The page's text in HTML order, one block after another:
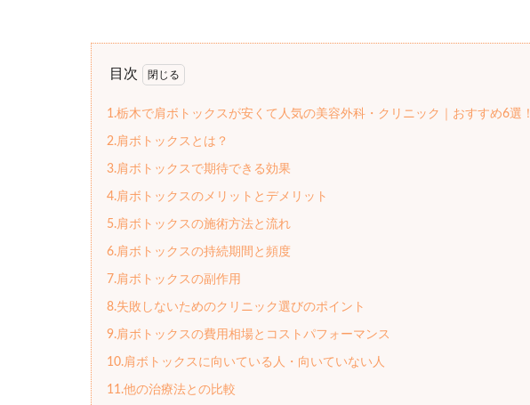
目次
1.栃木で肩ボトックスが安くて人気の美容外科・クリニック｜おすすめ6選！
2.肩ボトックスとは？
3.肩ボトックスで期待できる効果
4.肩ボトックスのメリットとデメリット
5.肩ボトックスの施術方法と流れ
6.肩ボトックスの持続期間と頻度
7.肩ボトックスの副作用
8.失敗しないためのクリニック選びのポイント
9.肩ボトックスの費用相場とコストパフォーマンス
10.肩ボトックスに向いている人・向いていない人
11.他の治療法との比較